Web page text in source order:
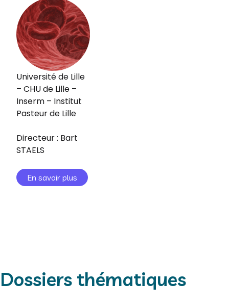
Université de Lille
– CHU de Lille –
Inserm – Institut
Pasteur de Lille
Directeur : Bart
STAELS
En savoir plus
Dossiers thématiques